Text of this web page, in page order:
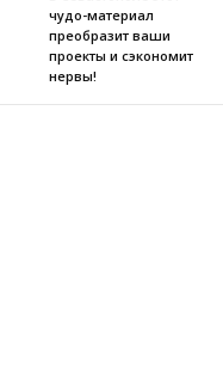
чудо-материал
преобразит ваши
проекты и сэкономит
нервы!